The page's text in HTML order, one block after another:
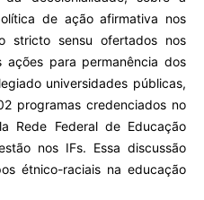
de ação afirmativa nos
stricto sensu ofertados nos
ações para permanência dos
universidades públicas,
programas credenciados no
Rede Federal de Educação
nos IFs. Essa discussão
étnico-raciais na educação